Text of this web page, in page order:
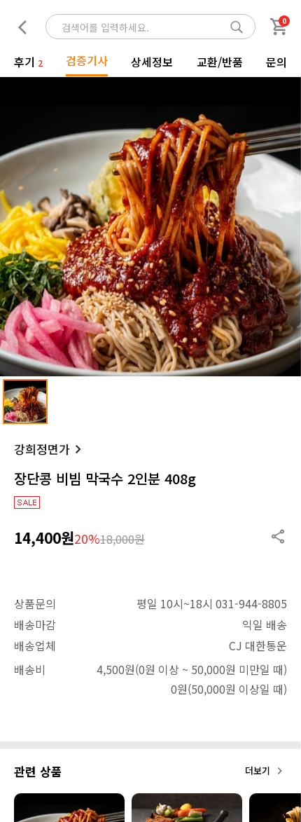
0
후기 2 검증기사 상세정보 교환/반품 문의
강희정면가
장단콩 비빔 막국수 2인분 408g
14,400원20%18,000원
상품문의
평일 10시~18시 031-944-8805
배송마감
익일 배송
배송업체
CJ 대한통운
배송비
4,500원(0원 이상 ~ 50,000원 미만일 때)
0원(50,000원 이상일 때)
관련 상품 더보기